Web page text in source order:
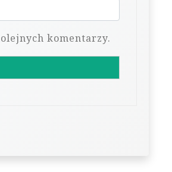
komentarzy.